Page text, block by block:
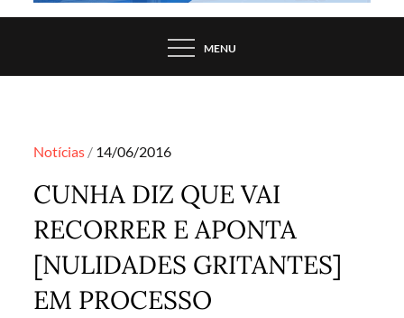
MENU
Notícias Posted
14/06/2016
CUNHA DIZ QUE VAI
RECORRER E APONTA
[NULIDADES GRITANTES]
EM PROCESSO